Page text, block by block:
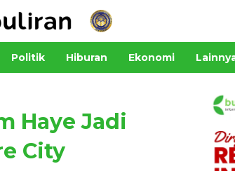
Politik Hiburan Ekonomi
Haye Jadi
City